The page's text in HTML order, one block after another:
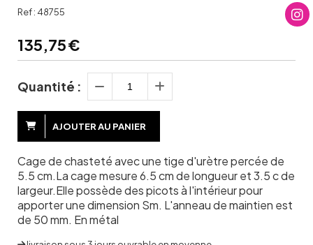
Ref : 48755
135,75€
Quantité :
AJOUTER AU PANIER
Cage de chasteté avec une tige d'urètre percée de
5.5 cm.La cage mesure 6.5 cm de longueur et 3.5 c de
largeur.Elle possède des picots à l'intérieur pour
apporter une dimension Sm. L'anneau de maintien est
de 50 mm. En métal